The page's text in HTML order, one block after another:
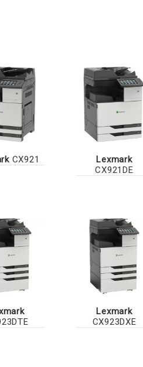
CX921
Lexmark
CX921DE
Lexmark
CX923DXE